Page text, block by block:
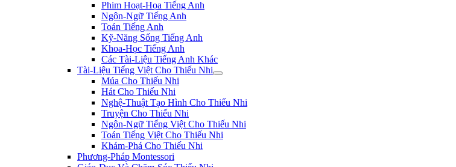
Phim Hoạt-Họa Tiếng Anh
Ngôn-Ngữ Tiếng Anh
Toán Tiếng Anh
Kỹ-Năng Sống Tiếng Anh
Khoa-Học Tiếng Anh
Các Tài-Liệu Tiếng Anh Khác
Tài-Liệu Tiếng Việt Cho Thiếu Nhi
Múa Cho Thiếu Nhi
Hát Cho Thiếu Nhi
Nghệ-Thuật Tạo Hình Cho Thiếu Nhi
Truyện Cho Thiếu Nhi
Ngôn-Ngữ Tiếng Việt Cho Thiếu Nhi
Toán Tiếng Việt Cho Thiếu Nhi
Khám-Phá Cho Thiếu Nhi
Phương-Pháp Montessori